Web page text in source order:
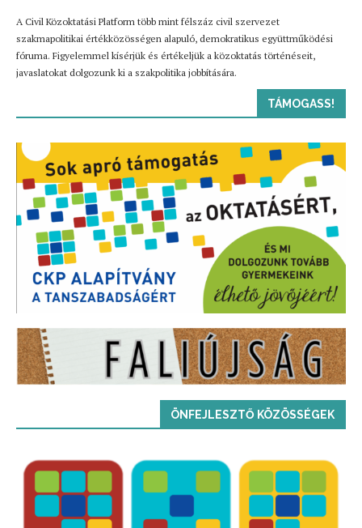
A Civil Közoktatási Platform több mint félszáz civil szervezet
szakmapolitikai értékközösségen alapuló, demokratikus együttműködési
fóruma. Figyelemmel kísérjük és értékeljük a közoktatás történéseit,
javaslatokat dolgozunk ki a szakpolitika jobbítására.
TÁMOGASS!
ÖNFEJLESZTŐ KÖZÖSSÉGEK